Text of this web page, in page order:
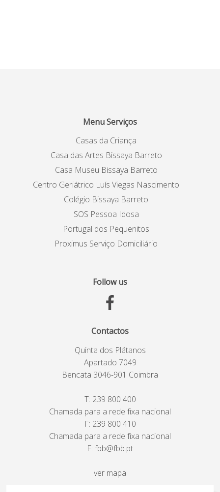
Menu Serviços
Casas da Criança
Casa das Artes Bissaya Barreto
Casa Museu Bissaya Barreto
Centro Geriátrico Luís Viegas Nascimento
Colégio Bissaya Barreto
SOS Pessoa Idosa
Portugal dos Pequenitos
Proximus Serviço Domiciliário
Follow us
Contactos
Quinta dos Plátanos
Apartado 7049
Bencata 3046-901 Coimbra
T: 239 800 400
Chamada para a rede fixa nacional
F: 239 800 410
Chamada para a rede fixa nacional
E: fbb@fbb.pt
ver mapa